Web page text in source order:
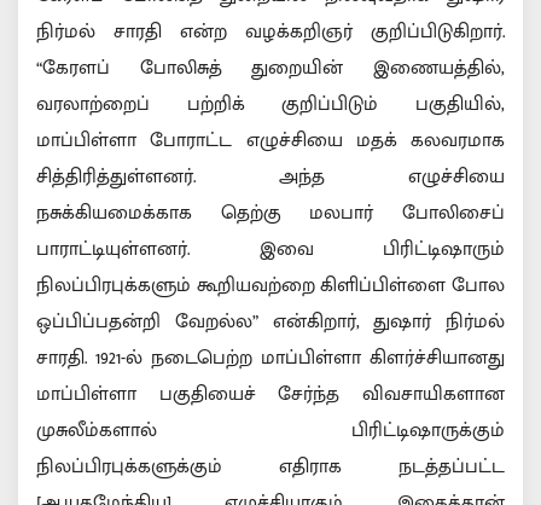
நிர்மல் சாரதி என்ற வழக்கறிஞர் குறிப்பிடுகிறார்.
“கேரளப் போலிசுத் துறையின் இணையத்தில்,
வரலாற்றைப் பற்றிக் குறிப்பிடும் பகுதியில்,
மாப்பிள்ளா போராட்ட எழுச்சியை மதக் கலவரமாக
சித்திரித்துள்ளனர். அந்த எழுச்சியை
நசுக்கியமைக்காக தெற்கு மலபார் போலிசைப்
பாராட்டியுள்ளனர். இவை பிரிட்டிஷாரும்
நிலப்பிரபுக்களும் கூறியவற்றை கிளிப்பிள்ளை போல
ஒப்பிப்பதன்றி வேறல்ல” என்கிறார், துஷார் நிர்மல்
சாரதி. 1921-ல் நடைபெற்ற மாப்பிள்ளா கிளர்ச்சியானது
மாப்பிள்ளா பகுதியைச் சேர்ந்த விவசாயிகளான
முசுலீம்களால் பிரிட்டிஷாருக்கும்
நிலப்பிரபுக்களுக்கும் எதிராக நடத்தப்பட்ட